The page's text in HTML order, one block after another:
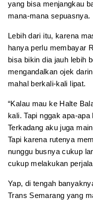
yang bisa menjangkau
mana-mana sepuasnya.
Lebih dari itu, karena
hanya perlu membayar
bisa bikin dia jauh lebih
mengandalkan ojek
mahal berkali-kali lipat.
“Kalau mau ke Halte
kali. Tapi nggak apa-
Terkadang aku juga
Tapi karena rutenya
nunggu busnya cukup
cukup melakukan
Yap, di tengah
Trans Semarang yang